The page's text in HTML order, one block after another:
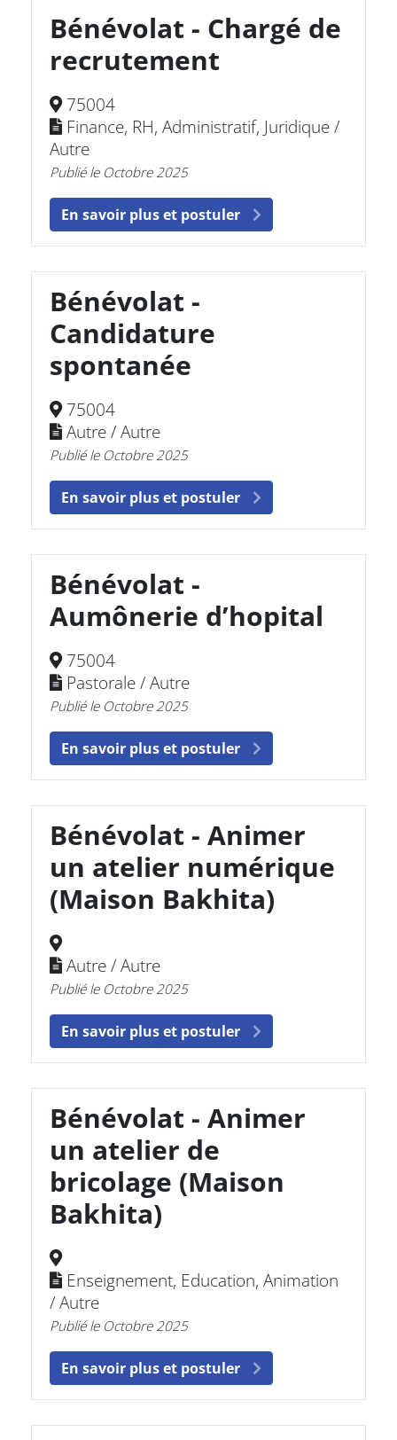
Bénévolat - Chargé de
recrutement
75004
Finance, RH, Administratif, Juridique /
Autre
Publié le Octobre 2025
En savoir plus et postuler
Bénévolat -
Candidature
spontanée
75004
Autre / Autre
Publié le Octobre 2025
En savoir plus et postuler
Bénévolat -
Aumônerie d’hopital
75004
Pastorale / Autre
Publié le Octobre 2025
En savoir plus et postuler
Bénévolat - Animer
un atelier numérique
(Maison Bakhita)
Autre / Autre
Publié le Octobre 2025
En savoir plus et postuler
Bénévolat - Animer
un atelier de
bricolage (Maison
Bakhita)
Enseignement, Education, Animation
/ Autre
Publié le Octobre 2025
En savoir plus et postuler